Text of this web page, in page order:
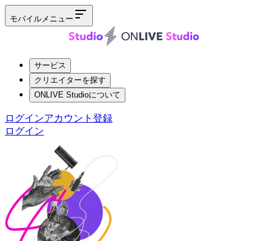
モバイルメニュー
サービス
クリエイターを探す
ONLIVE Studioについて
ログインアカウント登録
ログイン